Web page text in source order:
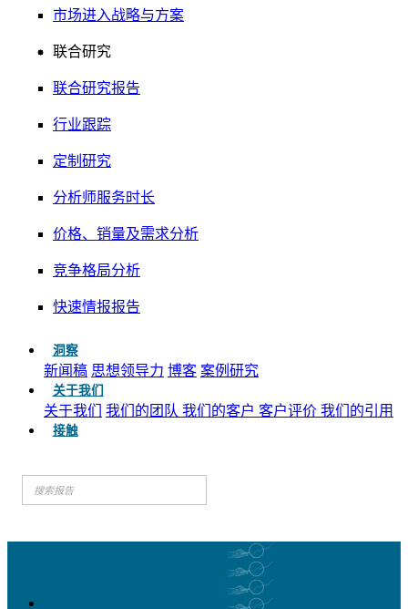
市场进入战略与方案
联合研究
联合研究报告
行业跟踪
定制研究
分析师服务时长
价格、销量及需求分析
竞争格局分析
快速情报报告
洞察
新闻稿 思想领导力 博客 案例研究
关于我们
关于我们 我们的团队 我们的客户 客户评价 我们的引用
接触